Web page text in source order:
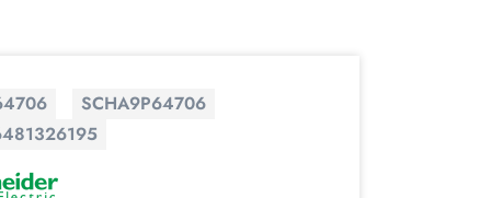
SCHA9P64706